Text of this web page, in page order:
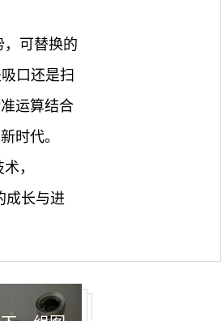
可替换的
口还是扫
运算结合
时代。
，
成长与进